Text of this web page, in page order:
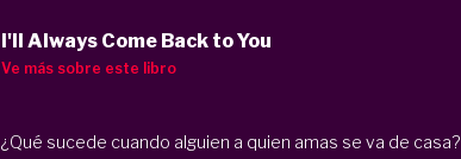
I'll Always Come Back to You
Ve más sobre este libro
¿Qué sucede cuando alguien a quien amas se va de